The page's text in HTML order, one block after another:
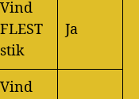
Vind
FLEST
stik
Ja
Vind